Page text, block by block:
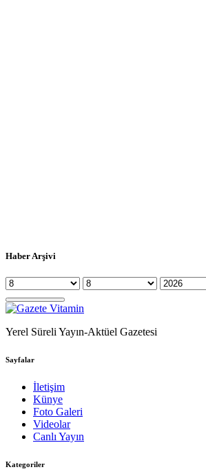
Haber Arşivi
Yerel Süreli Yayın-Aktüel Gazetesi
Sayfalar
İletişim
Künye
Foto Galeri
Videolar
Canlı Yayın
Kategoriler